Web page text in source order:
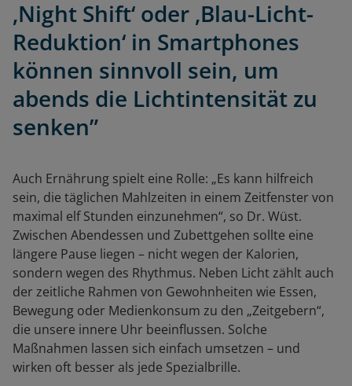
‚Night Shift‘ oder ‚Blau-Licht-
Reduktion‘ in Smartphones
können sinnvoll sein, um
abends die Lichtintensität zu
senken”
Auch Ernährung spielt eine Rolle: „Es kann hilfreich
sein, die täglichen Mahlzeiten in einem Zeitfenster von
maximal elf Stunden einzunehmen“, so Dr. Wüst.
Zwischen Abendessen und Zubettgehen sollte eine
längere Pause liegen – nicht wegen der Kalorien,
sondern wegen des Rhythmus. Neben Licht zählt auch
der zeitliche Rahmen von Gewohnheiten wie Essen,
Bewegung oder Medienkonsum zu den „Zeitgebern“,
die unsere innere Uhr beeinflussen. Solche
Maßnahmen lassen sich einfach umsetzen – und
wirken oft besser als jede Spezialbrille.